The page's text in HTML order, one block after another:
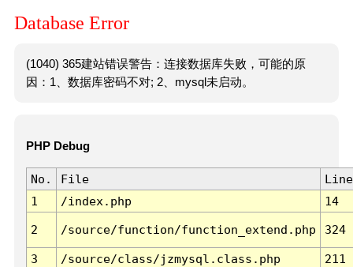
Database Error
(1040) 365建站错误警告：连接数据库失败，可能的原
因：1、数据库密码不对; 2、mysql未启动。
PHP Debug
No. File
Line
1
/index.php 14
2 /source/function/function_extend.php 324
3 /source/class/jzmysql.class.php
211